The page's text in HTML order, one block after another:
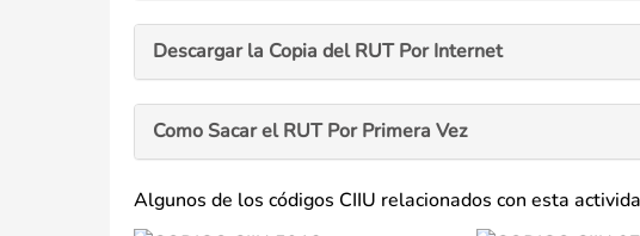
Descargar la Copia del RUT Por Internet
Como Sacar el RUT Por Primera Vez
Algunos de los códigos CIIU relacionados con esta